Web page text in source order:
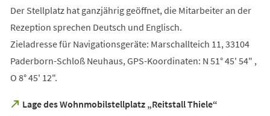
Der Stellplatz hat ganzjährig geöffnet, die Mitarbeiter an der
Rezeption sprechen Deutsch und Englisch.
Zieladresse für Navigationsgeräte: Marschallteich 11, 33104
Paderborn-Schloß Neuhaus, GPS-Koordinaten: N 51° 45' 54" ,
O 8° 45' 12".
Lage des Wohnmobilstellplatz „Reitstall Thiele“
(Öffnet